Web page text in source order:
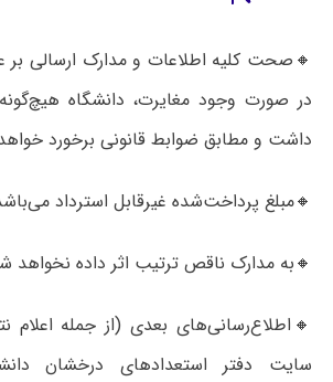
🔸صحت کلیه اطلاعات و مدارک ارسالی
در صورت وجود مغایرت، دانشگاه
داشت و مطابق ضوابط قانونی برخورد
🔸مبلغ پرداخت‌شده غیرقابل استرداد
🔸به مدارک ناقص ترتیب اثر داده نخواهد
🔸اطلاع‌رسانی‌های بعدی (از جمله اعلام
سایت دفتر استعدادهای درخشان